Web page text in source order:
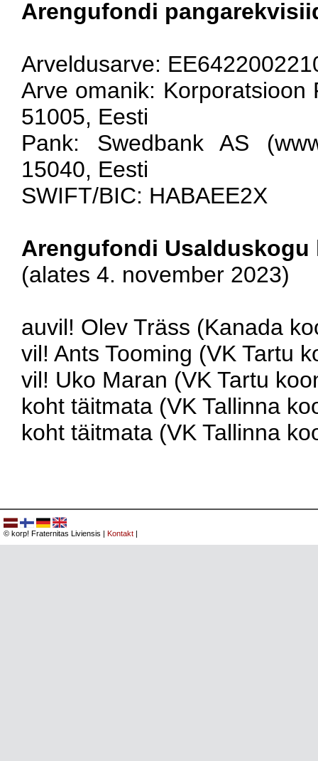
Arengufondi
Arveldusarve:
Arve omanik: Korporatsioon
51005, Eesti
Pank: Swedbank AS
15040, Eesti
SWIFT/BIC: HABAEE2X
Arengufondi Usalduskogu
(alates 4. november 2023)
auvil! Olev Träss (Kanada
vil! Ants Tooming (VK Tartu
vil! Uko Maran (VK Tartu
koht täitmata (VK Tallinna
koht täitmata (VK Tallinna
© korp! Fraternitas Liviensis | Kontakt |